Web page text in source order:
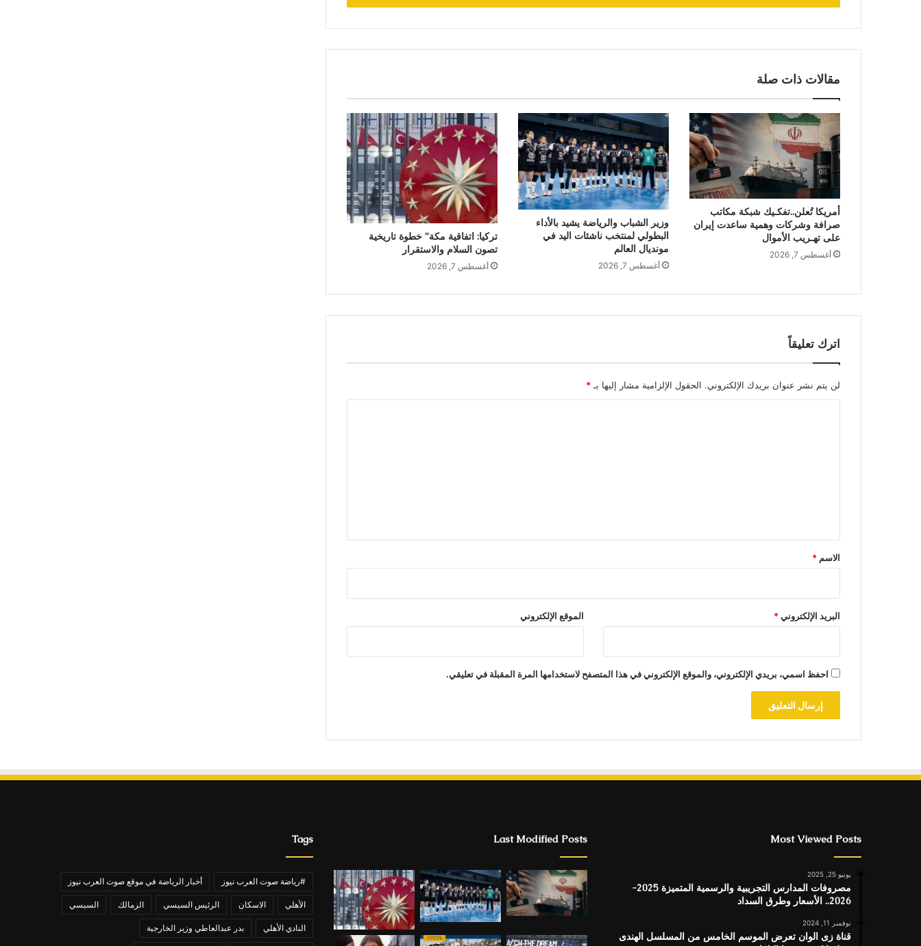
مقالات ذات صلة
أمريكا تُعلن..تفكـيك شبكة مكاتب
صرافة وشركات وهمية ساعدت إيران
على تهـريب الأموال
أغسطس 7, 2026
وزير الشباب والرياضة يشيد بالأداء
البطولي لمنتخب ناشئات اليد في
مونديال العالم
أغسطس 7, 2026
تركيا: اتفاقية مكة” خطوة تاريخية
تصون السلام والاستقرار
أغسطس 7, 2026
اترك تعليقاً
لن يتم نشر عنوان بريدك الإلكتروني. الحقول الإلزامية مشار إليها بـ*
*
الاسم *
البريد الإلكتروني* الموقع الإلكتروني
احفظ اسمي، بريدي الإلكتروني، والموقع الإلكتروني في هذا المتصفح لاستخدامها المرة المقبلة في تعليقي.
Most Viewed Posts
يونيو 25, 2025
مصروفات المدارس التجريبية والرسمية المتميزة 2025-
2026.. الأسعار وطرق السداد
نوفمبر 11, 2024
قناة زى الوان تعرض الموسم الخامس من المسلسل الهندى
Last Modified Posts
Tags
#رياضة صوت العرب نيوز أخبار الرياضة في موقع صوت العرب نيوز
الأهلي الاسكان الرئيس السيسي الزمالك السيسي
النادي الأهلي بدر عبدالعاطي وزير الخارجية